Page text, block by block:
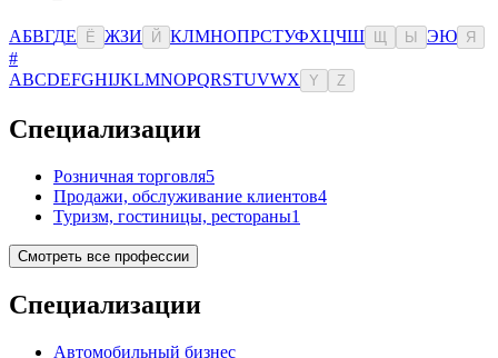
АБВГДЕ Ё ЖЗИ Й КЛМНОПРСТУФХЦЧШ Ы ЭЮ Я
#
ABCDEFGHIJKLMNOPQRSTUVWX Y Z
Специализации
Розничная торговля5
Продажи, обслуживание клиентов4
Туризм, гостиницы, рестораны1
Смотреть все профессии
Специализации
Автомобильный бизнес